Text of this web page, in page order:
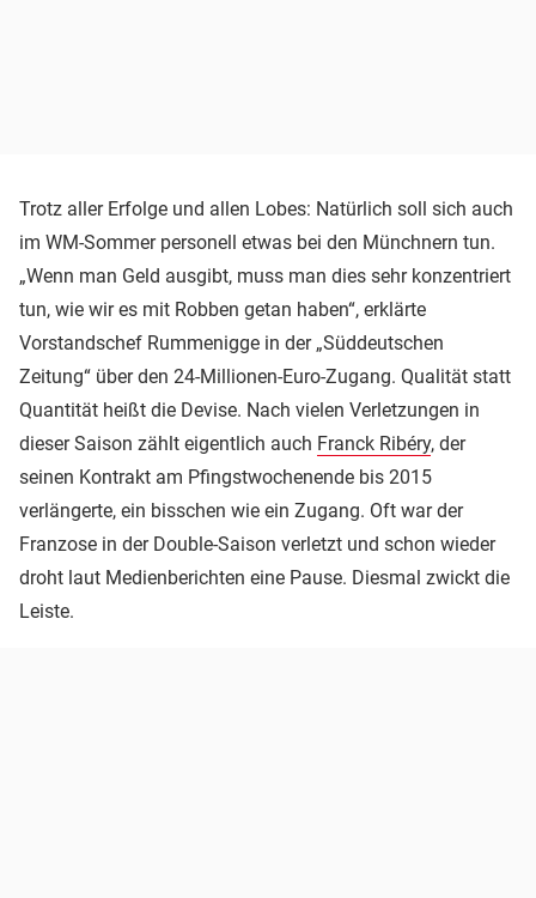
Trotz aller Erfolge und allen Lobes: Natürlich soll sich auch
im WM-Sommer personell etwas bei den Münchnern tun.
„Wenn man Geld ausgibt, muss man dies sehr konzentriert
tun, wie wir es mit Robben getan haben“, erklärte
Vorstandschef Rummenigge in der „Süddeutschen
Zeitung“ über den 24-Millionen-Euro-Zugang. Qualität statt
Quantität heißt die Devise. Nach vielen Verletzungen in
dieser Saison zählt eigentlich auch Franck Ribéry, der
seinen Kontrakt am Pfingstwochenende bis 2015
verlängerte, ein bisschen wie ein Zugang. Oft war der
Franzose in der Double-Saison verletzt und schon wieder
droht laut Medienberichten eine Pause. Diesmal zwickt die
Leiste.